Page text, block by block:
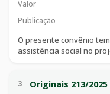
Valor
Publicação
O presente convênio
assistência social no
integra o ajuste, e
3 Originais 213/2025